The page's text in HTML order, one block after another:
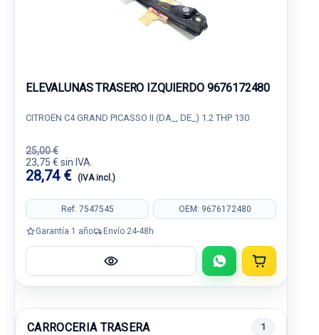
ELEVALUNAS TRASERO IZQUIERDO 9676172480
CITROËN C4 GRAND PICASSO II (DA_, DE_) 1.2 THP 130
25,00 €
23,75 € sin IVA.
28,74 € (IVA incl.)
Ref: 7547545 OEM: 9676172480
Garantía 1 año Envío 24-48h
CARROCERIA TRASERA 1